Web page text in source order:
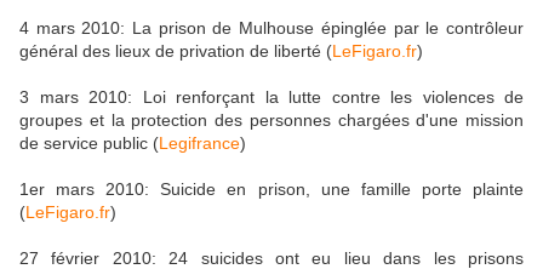
4 mars 2010: La prison de Mulhouse épinglée par le contrôleur
général des lieux de privation de liberté (LeFigaro.fr)
3 mars 2010: Loi renforçant la lutte contre les violences de
groupes et la protection des personnes chargées d'une mission
de service public (Legifrance)
1er mars 2010: Suicide en prison, une famille porte plainte
(LeFigaro.fr)
27 février 2010: 24 suicides ont eu lieu dans les prisons